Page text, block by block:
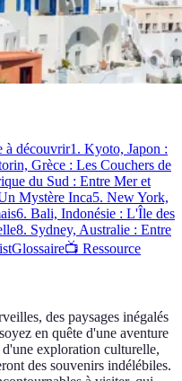
à découvrir1. Kyoto, Japon :
Grèce : Les Couchers de
du Sud : Entre Mer et
Mystère Inca5. New York,
6. Bali, Indonésie : L'Île des
8. Sydney, Australie : Entre
Glossaire📺 Ressource
des paysages inégalés
en quête d'une aventure
exploration culturelle,
des souvenirs indélébiles.